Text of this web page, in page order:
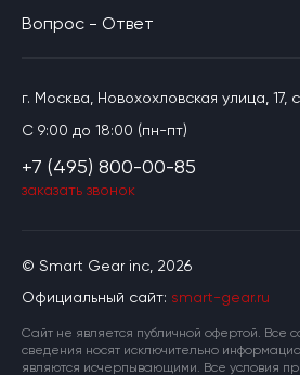
© Smart Gear inc, 2026
Официальный сайт: smart-gear.ru
Cайт не является публичной офертой.
сведения носят исключительно
являются исчерпывающими. Все условия
Вопрос - Ответ
г. Москва, Новохохловская улица, 17,
C 9:00 до 18:00 (пн-пт)
+7 (495) 800-00-85
заказать звонок